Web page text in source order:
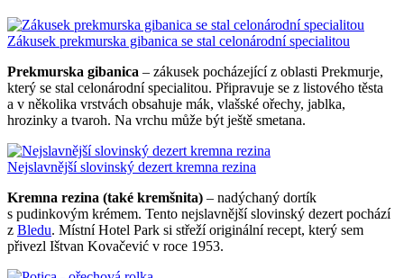
Zákusek prekmurska gibanica se stal celonárodní specialitou
Prekmurska gibanica – zákusek pocházející z oblasti Prekmurje,
který se stal celonárodní specialitou. Připravuje se z listového těsta
a v několika vrstvách obsahuje mák, vlašské ořechy, jablka,
hrozinky a tvaroh. Na vrchu může být ještě smetana.
Nejslavnější slovinský dezert kremna rezina
Kremna rezina (také kremšnita) – nadýchaný dortík
s pudinkovým krémem. Tento nejslavnější slovinský dezert pochází
z Bledu. Místní Hotel Park si střeží originální recept, který sem
přivezl Ištvan Kovačević v roce 1953.